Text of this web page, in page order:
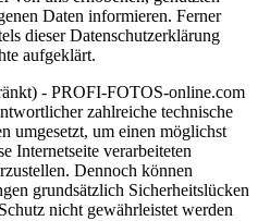
Daten informieren. Ferner
dieser Datenschutzerklärung
aufgeklärt.
- PROFI-FOTOS-online.com
zahlreiche technische
umgesetzt, um einen möglichst
Internetseite verarbeiteten
Dennoch können
grundsätzlich Sicherheitslücken
nicht gewährleistet werden